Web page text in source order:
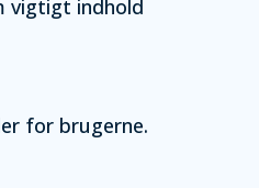
vigtigt indhold
for brugerne.